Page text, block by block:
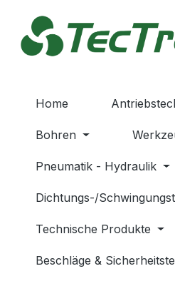
Hauptinhalt springen
Zur Suche springen
Zur Hauptnavigation
Home
Bohren
Pneumatik - Hydraulik
Dichtungs-/
Technische Produkte
Beschläge &